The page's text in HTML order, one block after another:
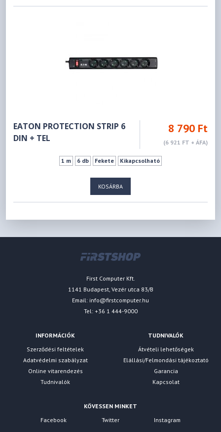
EATON PROTECTION STRIP 6
DIN + TEL
8 790 Ft
(6 921 FT + ÁFA)
1 m 6 db Fekete Kikapcsolható
KOSÁRBA
First Computer Kft.
1141 Budapest, Vezér utca 83/B
Email: info@firstcomputer.hu
Tel: +36 1 444-9000
INFORMÁCIÓK
Szerződési feltételek
Adatvédelmi szabályzat
Online vitarendezés
Tudnivalók
TUDNIVALÓK
Átvételi lehetőségek
Elállási/Felmondási tájékoztató
Garancia
Kapcsolat
KÖVESSEN MINKET
Facebook
Twitter Instagram